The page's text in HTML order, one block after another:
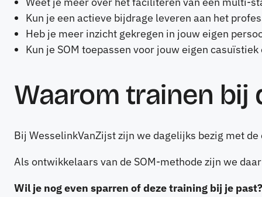
Kun je een actieve bijdrage leveren aan het
Heb je meer inzicht gekregen in jouw eigen
Kun je SOM toepassen voor jouw eigen
Waarom trainen bij
Bij WesselinkVanZijst zijn we dagelijks bezig met
Als ontwikkelaars van de SOM-methode zijn we
Wil je nog even sparren of deze training bij je past?